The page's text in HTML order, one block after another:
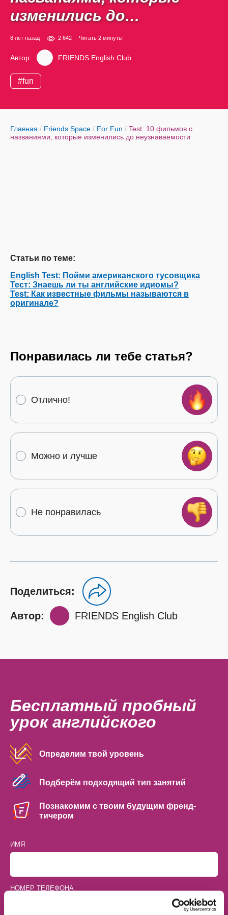
изменились до
неузнаваемости
8 лет назад 2 642 Читать 2 минуты
Автор: FRIENDS English Club
#fun
Главная / Friends Space / For Fun / Test: 10 фильмов с
названиями, которые изменились до неузнаваемости
Статьи по теме:
English Test: Пойми американского тусовщика
Тест: Знаешь ли ты английские идиомы?
Test: Как известные фильмы называются в
оригинале?
Понравилась ли тебе статья?
Отлично!
Можно и лучше
Не понравилась
Поделиться:
Автор: FRIENDS English Club
Бесплатный пробный
урок английского
Определим твой уровень
Подберём подходящий тип занятий
Познакомим с твоим будущим френд-
тичером
ИМЯ
НОМЕР ТЕЛЕФОНА